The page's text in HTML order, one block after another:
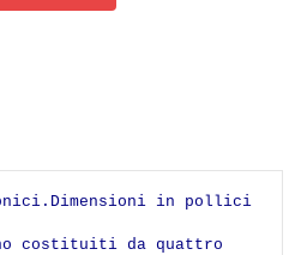
in pollici
costituiti da quattro